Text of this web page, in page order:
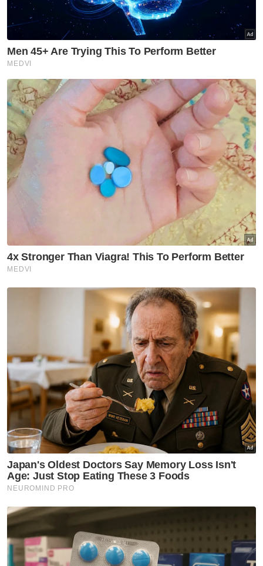
golongan profesional dan agamawan yang
berwibawa untuk diketengahkan sebagai
calon," katanya.
Beliau turut mengesahkan akan bertanding
pada PRN Negeri Sembilan, namun DUN
yang bakal ditandingi masih belum
rundingan kerjasama politik yang sedang
Dalam pada itu, Zamani turut memaklumkan
bahawa parti terbabit tidak bertanding di
negeri Johor pada PRN kali ini sebaliknya
akan memberi tumpuan membantu gerak
kerja pilihan raya melalui jentera di sana.
Berita Telus & Tulus menerusi E-Mel setiap
hari!